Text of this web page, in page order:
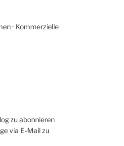
· Kommerzielle
zu abonnieren
via E-Mail zu